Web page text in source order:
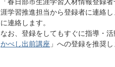
涯学習推進担当から登録者に連絡
に連絡します。
なお、登録をしてもすぐに指導・
かべし出前講座 」への登録を推奨し